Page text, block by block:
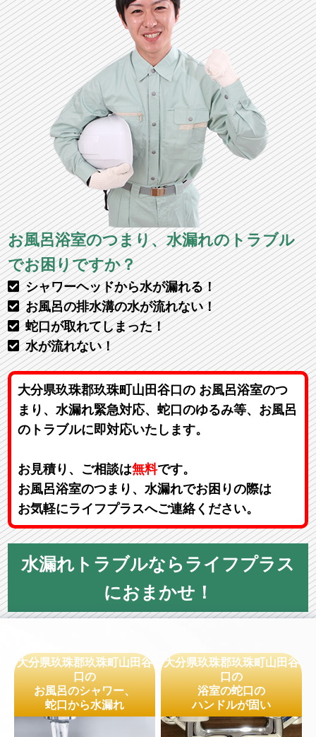
お風呂浴室のつまり、水漏れのトラブル
でお困りですか？
シャワーヘッドから水が漏れる！
お風呂の排水溝の水が流れない！
蛇口が取れてしまった！
水が流れない！
大分県玖珠郡玖珠町山田谷口の お風呂浴室のつ
まり、水漏れ緊急対応、蛇口のゆるみ等、お風呂
のトラブルに即対応いたします。
お見積り、ご相談は無料です。
お風呂浴室のつまり、水漏れでお困りの際は
お気軽にライフプラスへご連絡ください。
水漏れトラブルならライフプラス
におまかせ！
大分県玖珠郡玖珠町山田谷
口の
お風呂のシャワー、
蛇口から水漏れ
大分県玖珠郡玖珠町山田谷
口の
浴室の蛇口の
ハンドルが固い